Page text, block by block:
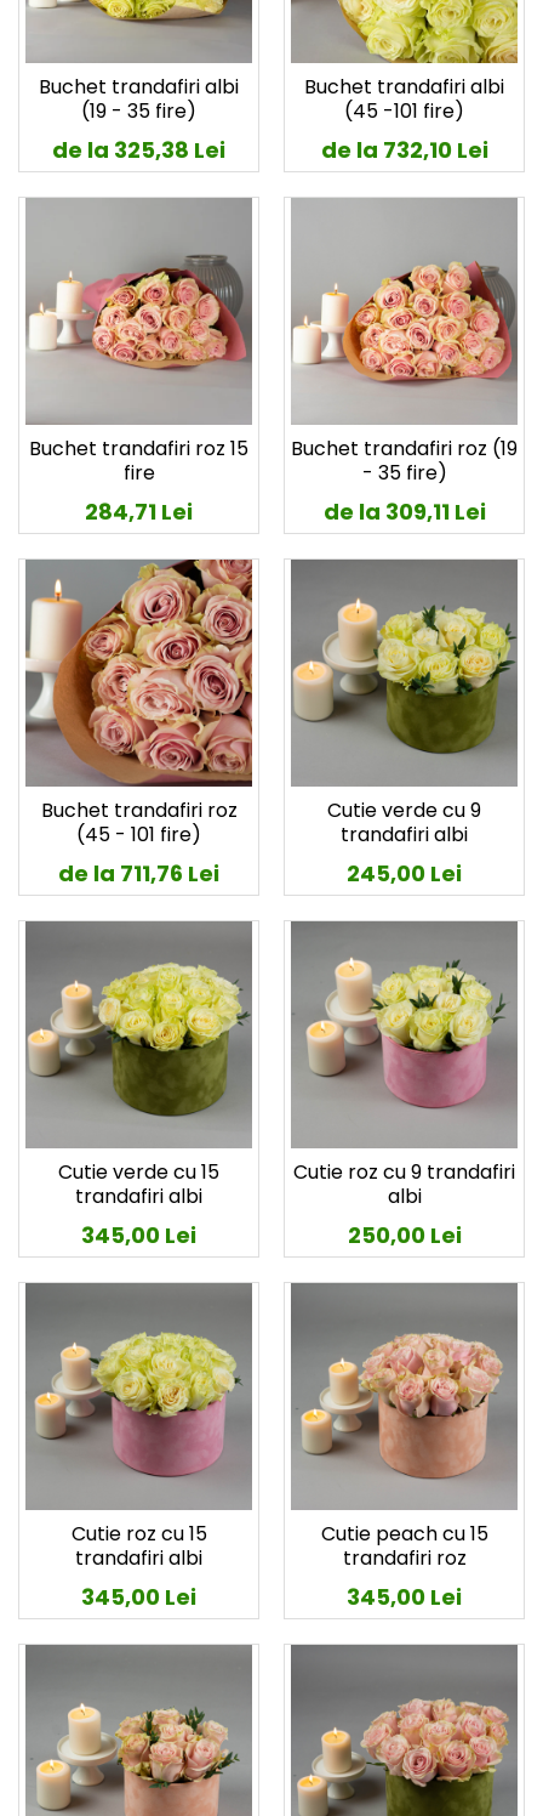
Buchet trandafiri albi
(19 - 35 fire)
de la 325,38 Lei
Buchet trandafiri albi
(45 -101 fire)
de la 732,10 Lei
Buchet trandafiri roz 15
fire
284,71 Lei
Buchet trandafiri roz (19
- 35 fire)
de la 309,11 Lei
Buchet trandafiri roz
(45 - 101 fire)
de la 711,76 Lei
Cutie verde cu 9
trandafiri albi
245,00 Lei
Cutie verde cu 15
trandafiri albi
345,00 Lei
Cutie roz cu 9 trandafiri
albi
250,00 Lei
Cutie roz cu 15
trandafiri albi
345,00 Lei
Cutie peach cu 15
trandafiri roz
345,00 Lei